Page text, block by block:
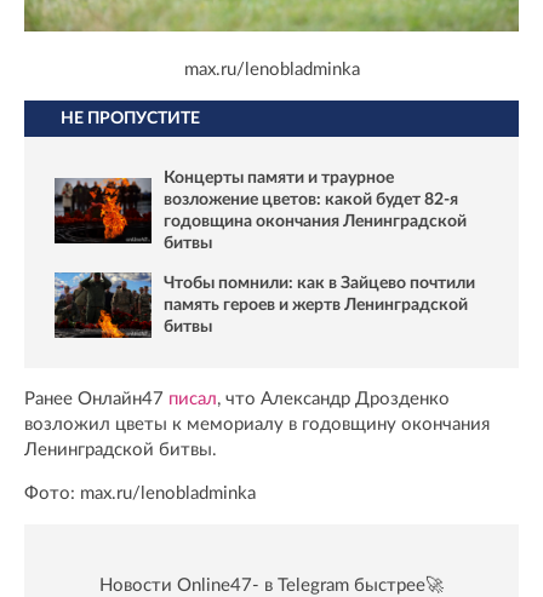
max.ru/lenobladminka
НЕ ПРОПУСТИТЕ
Концерты памяти и траурное
возложение цветов: какой будет 82-я
годовщина окончания Ленинградской
битвы
Чтобы помнили: как в Зайцево почтили
память героев и жертв Ленинградской
битвы
Ранее Онлайн47 писал, что Александр Дрозденко
возложил цветы к мемориалу в годовщину окончания
Ленинградской битвы.
Фото: max.ru/lenobladminka
Новости Online47- в Telegram быстрее🚀